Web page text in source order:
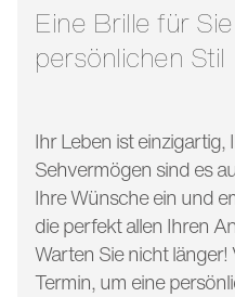
Eine Brille für Sie und Ihren
persönlichen Stil
Ihr Leben ist einzigartig,
Sehvermögen sind es
Ihre Wünsche ein und
die perfekt allen Ihren
Warten Sie nicht länger!
Termin, um eine